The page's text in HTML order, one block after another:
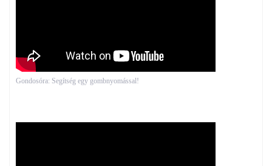
Gondosóra: Segítség egy gombnyomással!